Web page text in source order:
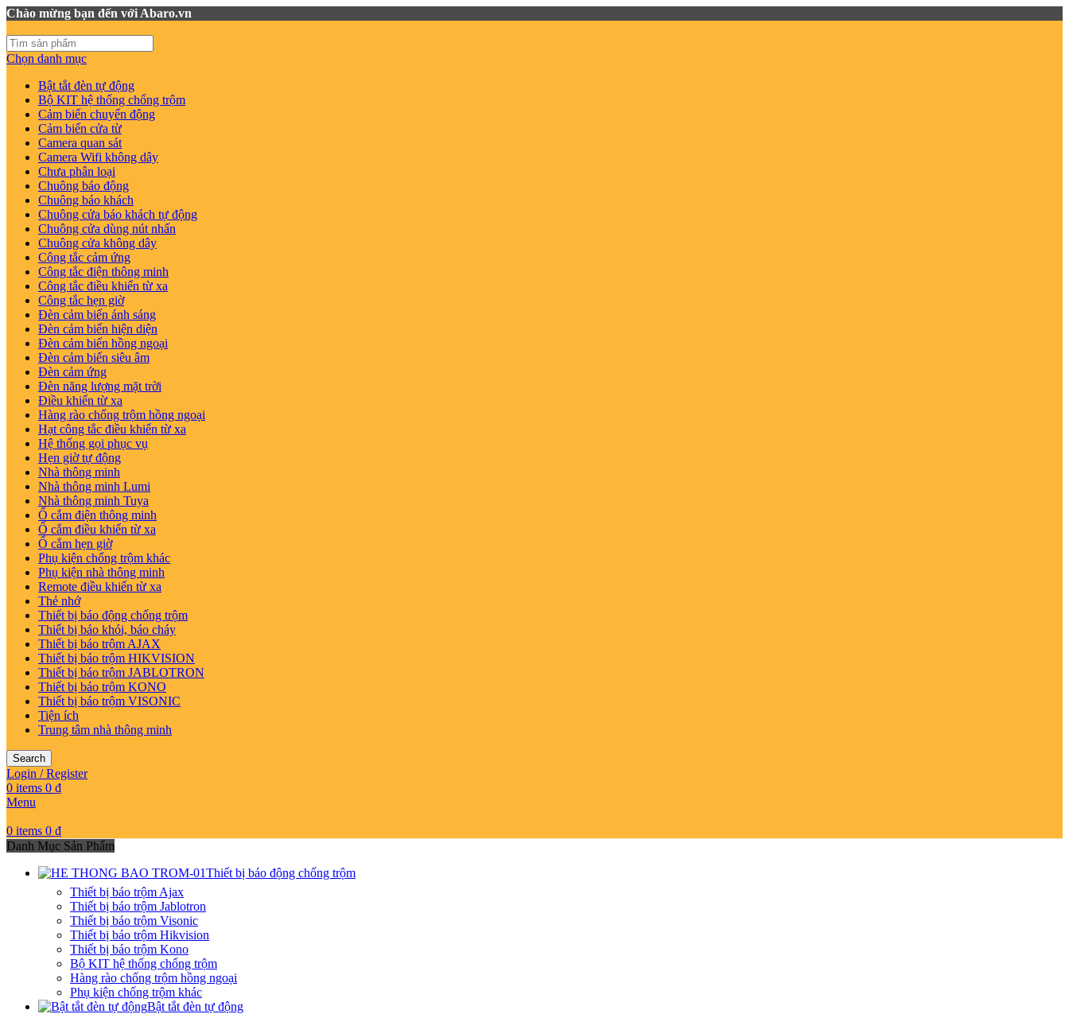
Chào mừng bạn đến với Abaro.vn
Chọn danh mục
Bật tắt đèn tự động
Bộ KIT hệ thống chống trộm
Cảm biến chuyển động
Cảm biến cửa từ
Camera quan sát
Camera Wifi không dây
Chưa phân loại
Chuông báo động
Chuông báo khách
Chuông cửa báo khách tự động
Chuông cửa dùng nút nhấn
Chuông cửa không dây
Công tắc cảm ứng
Công tắc điện thông minh
Công tắc điều khiển từ xa
Công tắc hẹn giờ
Đèn cảm biến ánh sáng
Đèn cảm biến hiện diện
Đèn cảm biến hồng ngoại
Đèn cảm biến siêu âm
Đèn cảm ứng
Đèn năng lượng mặt trời
Điều khiển từ xa
Hàng rào chống trộm hồng ngoại
Hạt công tắc điều khiển từ xa
Hệ thống gọi phục vụ
Hẹn giờ tự động
Nhà thông minh
Nhà thông minh Lumi
Nhà thông minh Tuya
Ổ cắm điện thông minh
Ổ cắm điều khiển từ xa
Ổ cắm hẹn giờ
Phụ kiện chống trộm khác
Phụ kiện nhà thông minh
Remote điều khiển từ xa
Thẻ nhớ
Thiết bị báo động chống trộm
Thiết bị báo khói, báo cháy
Thiết bị báo trộm AJAX
Thiết bị báo trộm HIKVISION
Thiết bị báo trộm JABLOTRON
Thiết bị báo trộm KONO
Thiết bị báo trộm VISONIC
Tiện ích
Trung tâm nhà thông minh
Search
Login / Register
0 items 0 ₫
Menu
0 items 0 ₫
Danh Mục Sản Phẩm
Thiết bị báo động chống trộm
Thiết bị báo trộm Ajax
Thiết bị báo trộm Jablotron
Thiết bị báo trộm Visonic
Thiết bị báo trộm Hikvision
Thiết bị báo trộm Kono
Bộ KIT hệ thống chống trộm
Hàng rào chống trộm hồng ngoại
Phụ kiện chống trộm khác
Bật tắt đèn tự động